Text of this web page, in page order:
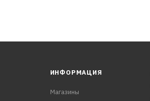
ИНФОРМАЦИЯ
Магазины